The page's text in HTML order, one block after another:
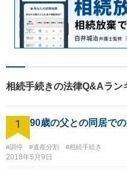
相続手続きの法律Q&Aラン
1 90歳の父との同居で
#調停 #遺産分割 #相続手続き
2018年5月9日